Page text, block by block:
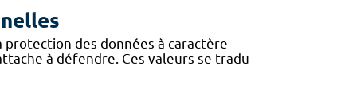
des données à caractère
à défendre. Ces valeurs se tradu